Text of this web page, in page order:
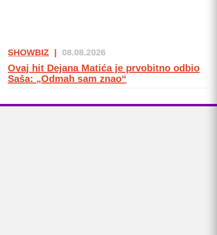
SHOWBIZ 08.08.2026
Ovaj hit Dejana Matića je prvobitno odbio
Saša: „Odmah sam znao“